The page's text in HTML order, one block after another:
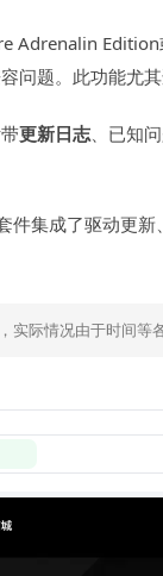
Adrenalin
题。此功能尤
更新日志、已知
件集成了驱动更
际情况由于时间等